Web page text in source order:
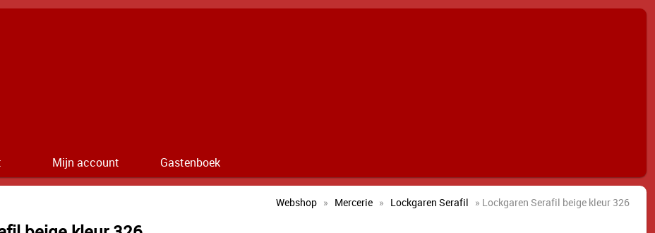
Mijn account Gastenboek
Webshop » Mercerie » Lockgaren Serafil » Lockgaren Serafil beige kleur 326